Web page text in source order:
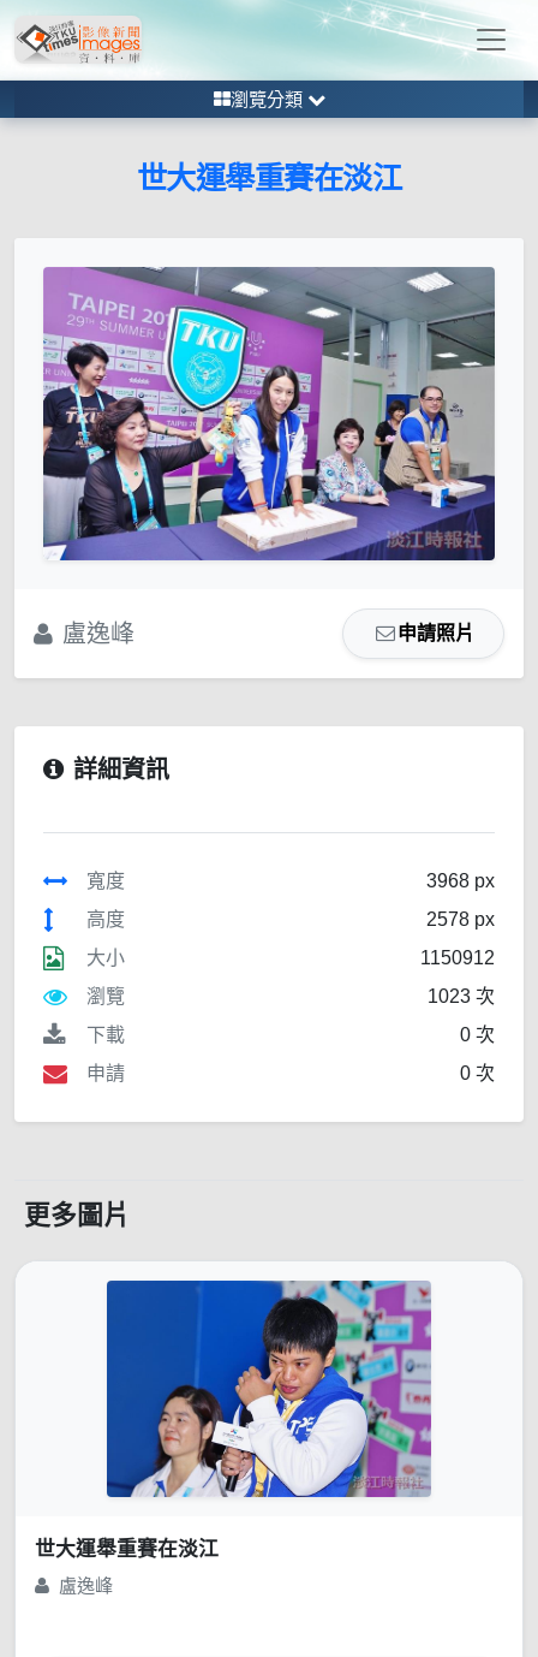
瀏覽分類
世大運舉重賽在淡江
盧逸峰 申請照片
詳細資訊
寬度
3968 px
高度
2578 px
大小
1150912
瀏覽
1023 次
下載
0 次
申請
0 次
更多圖片
世大運舉重賽在淡江
盧逸峰